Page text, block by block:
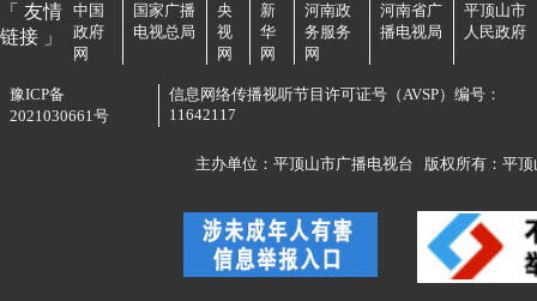
「 友情
链接 」
中国
政府
网
国家广播
电视总局
央
视
网
新
华
网
河南政
务服务
网
河南省广
播电视局
平顶山市
人民政府
豫ICP备
2021030661号
信息网络传播视听节目许可证号（AVSP）编号：
11642117
主办单位：平顶山市广播电视台 版权所有：平